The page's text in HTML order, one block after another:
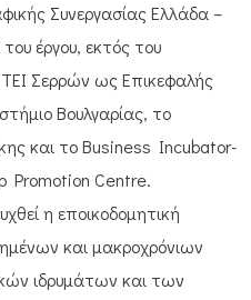
Συνεργασίας Ελλάδα –
έργου, εκτός του
ΤΕΙ Σερρών ως Επικεφαλής
Βουλγαρίας, το
και το Business Incubator-
Promotion Centre.
η εποικοδομητική
και μακροχρόνιων
ιδρυμάτων και των